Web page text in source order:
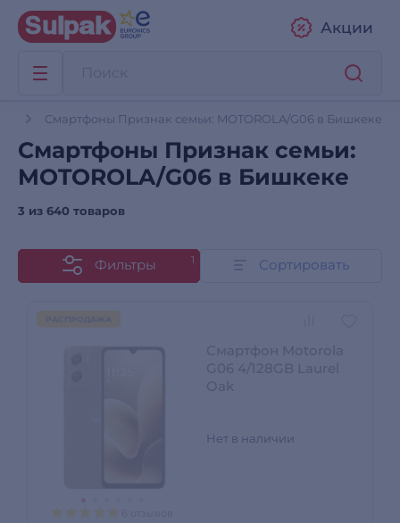
Акции
Смартфоны Признак семьи: MOTOROLA/G06 в Бишкеке
Смартфоны Признак семьи:
MOTOROLA/G06 в Бишкеке
3 из 640 товаров
Фильтры 1 Сортировать
Нет в наличии